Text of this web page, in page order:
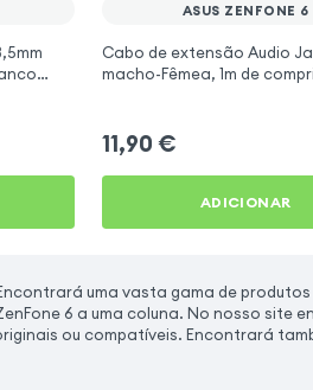
ASUS ZENFONE 6
Cabo de extensão Audio
macho-Fêmea, 1m de
11,90 €
ADICIONAR
uma vasta gama de
6 a uma coluna. No nosso
ou compatíveis. Encontrará